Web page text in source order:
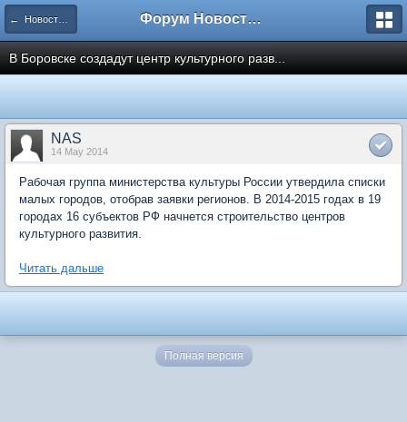
← Новости рынка недвижимости Форум Новостройки
В Боровске создадут центр культурного разв...
NAS
14 May 2014
Рабочая группа министерства культуры России утвердила списки
малых городов, отобрав заявки регионов. В 2014-2015 годах в 19
городах 16 субъектов РФ начнется строительство центров
культурного развития.
Читать дальше
Полная версия